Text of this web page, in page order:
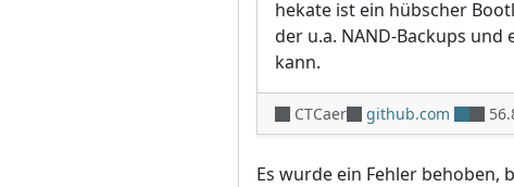
hekate ist ein hübscher
der u.a. NAND-Backups und
kann.
CTCaer github.com
Es wurde ein Fehler behoben,